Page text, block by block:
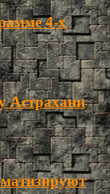
4-х
Астрахани